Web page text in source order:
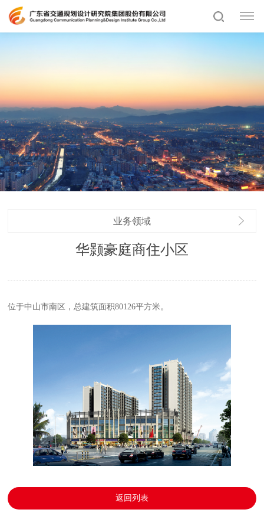
业务领域
华颢豪庭商住小区
位于中山市南区，总建筑面积80126平方米。
返回列表